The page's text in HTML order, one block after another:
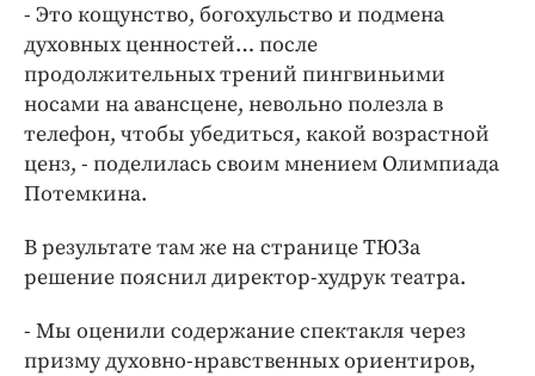
- Это кощунство, богохульство и подмена
духовных ценностей… после
продолжительных трений пингвиньими
носами на авансцене, невольно полезла в
телефон, чтобы убедиться, какой возрастной
ценз, - поделилась своим мнением Олимпиада
Потемкина.
В результате там же на странице ТЮЗа
решение пояснил директор-худрук театра.
- Мы оценили содержание спектакля через
призму духовно-нравственных ориентиров,